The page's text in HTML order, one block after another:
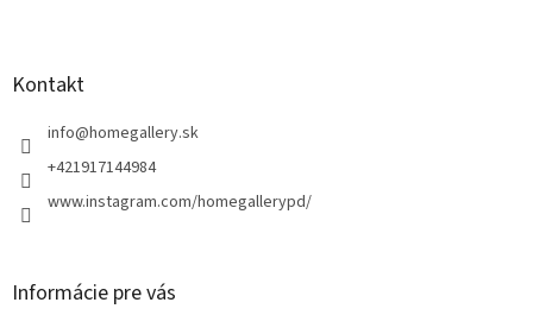
Kontakt
info@homegallery.sk
+421917144984
www.instagram.com/homegallerypd/
Informácie pre vás